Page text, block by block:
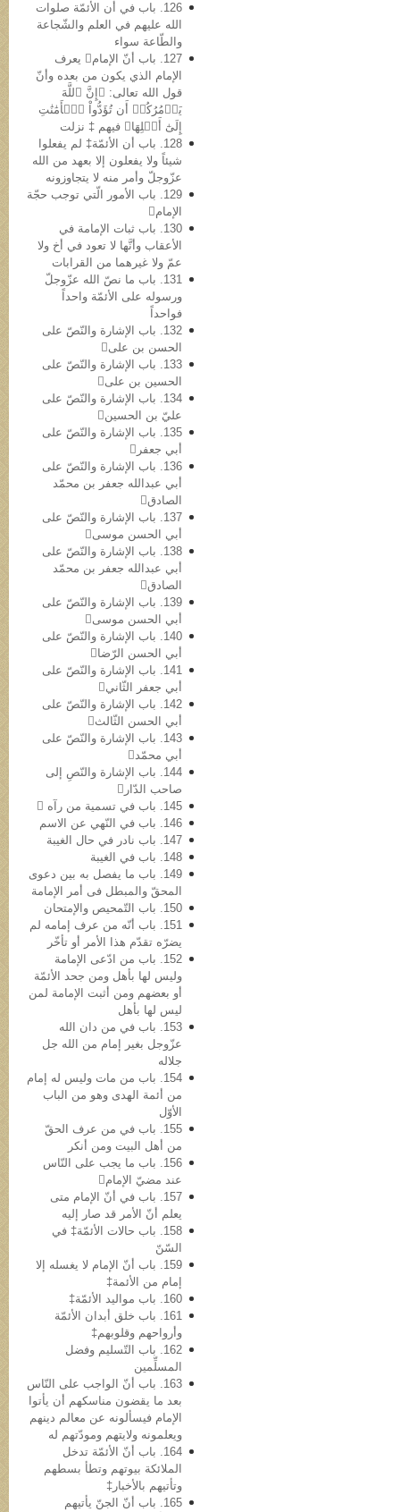
126. باب في أن الأئمّة صلوات
الله علیهم في العلم والشّجاعة
والطّاعة سواء
127. باب أنّ الإمام یعرف
الإمام الذي یکون من بعده وأنّ
قول الله تعالى: ﴿إِنَّ ٱللَّهَ
يَأۡمُرُكُمۡ أَن تُؤَدُّواْ ٱلۡأَمَٰنَٰتِ
إِلَىٰٓ أَهۡلِهَا﴾ فیهم ‡ نزلت
128. باب أن الأئمّة‡ لم یفعلوا
شیئاً ولا یفعلون إلا بعهد من الله
عزّوجلّ وأمر منه لا یتجاوزونه
129. باب الأمور الّتي توجب حجّة
الإمام
130. باب ثبات الإمامة في
الأعقاب وأنَّها لا تعود في أخ ولا
عمّ ولا غیرهما من القرابات
131. باب ما نصّ الله عزّوجلّ
ورسوله علی الأئمّة واحداً
فواحداً
132. باب الإشارة والنّصّ على
الحسن بن علی
133. باب الإشارة والنّصّ علی
الحسین بن علی
134. باب الإشارة والنّصّ علی
عليّ بن الحسین
135. باب الإشارة والنّصّ علی
أبي جعفر
136. باب الإشارة والنّصّ علی
أبي عبدالله جعفر بن محمّد
الصادق
137. باب الإشارة والنّصّ علی
أبي الحسن موسی
138. باب الإشارة والنّصّ علی
أبي عبدالله جعفر بن محمّد
الصادق
139. باب الإشارة والنّصّ علی
أبي الحسن موسی
140. باب الإشارة والنّصّ علی
أبي الحسن الرّضا
141. باب الإشارة والنّصّ علی
أبي جعفر الثّاني
142. باب الإشارة والنّصّ علی
أبي الحسن الثّالث
143. باب الإشارة والنّصّ علی
أبي محمّد
144. باب الإشارة والنّصِ إلی
صاحب الدّار
145. باب في تسمیة من رآه 
146. باب في النّهي عن الاسم
147. باب نادر في حال الغیبة
148. باب في الغیبة
149. باب ما یفصل به بین دعوی
المحقّ والمبطل فی أمر الإمامة
150. باب التّمحیص والإمتحان
151. باب أنّه من عرف إمامه لم
یضرّه تقدّم هذا الأمر أو تأخّر
152. باب من ادّعی الإمامة
ولیس لها بأهل ومن جحد الأئمّة
أو بعضهم ومن أثبت الإمامة لمن
لیس لها بأهل
153. باب في من دان الله
عزّوجل بغیر إمام من الله جل
جلاله
154. باب من مات ولیس له إمام
من أئمة الهدی وهو من الباب
الأوّل
155. باب في من عرف الحقّ
من أهل البیت ومن أنکر
156. باب ما یجب على النّاس
عند مضيّ الإمام
157. باب في أنّ الإمام متی
یعلم أنّ الأمر قد صار إلیه
158. باب حالات الأئمّة‡ في
السّنّ
159. باب أنّ الإمام لا یغسله إلا
إمام من الأئمة‡
160. باب موالید الأئمّة‡
161. باب خلق أبدان الأئمّة
وأرواحهم وقلوبهم‡
162. باب التّسلیم وفضل
المسلِّمین
163. باب أنّ الواجب علی النّاس
بعد ما یقضون مناسکهم أن یأتوا
الإمام فیسألونه عن معالم دینهم
ویعلمونه ولایتهم ومودّتهم له
164. باب أنّ الأئمّة تدخل
الملائکة بیوتهم وتطأ بسطهم
وتأتیهم بالأخبار‡
165. باب أنّ الجنّ یأتیهم